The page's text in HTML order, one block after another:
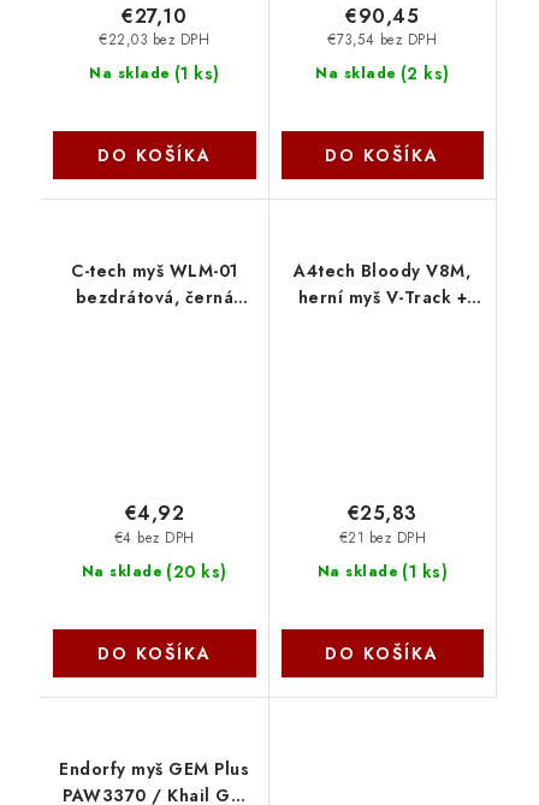
Na sklade (1 ks)
€22,03 bez DPH
€27,10
DO KOŠÍKA
Na sklade (2 ks)
€73,54 bez DPH
€90,45
DO KOŠÍKA
C-tech myš WLM-01
bezdrátová, černá
Na sklade (20 ks)
€4 bez DPH
€4,92
DO KOŠÍKA
A4tech Bloody V8M,
herní myš V-Track +
Na sklade (1 ks)
€21 bez DPH
€25,83
DO KOŠÍKA
Endorfy myš GEM Plus
PAW3370 / Khail GM